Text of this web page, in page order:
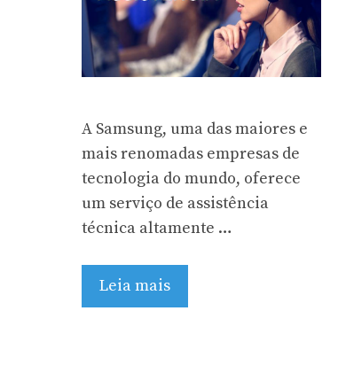
A Samsung, uma das maiores e
mais renomadas empresas de
tecnologia do mundo, oferece
um serviço de assistência
técnica altamente …
Leia mais